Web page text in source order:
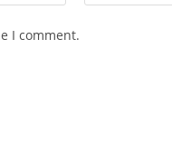
I comment.